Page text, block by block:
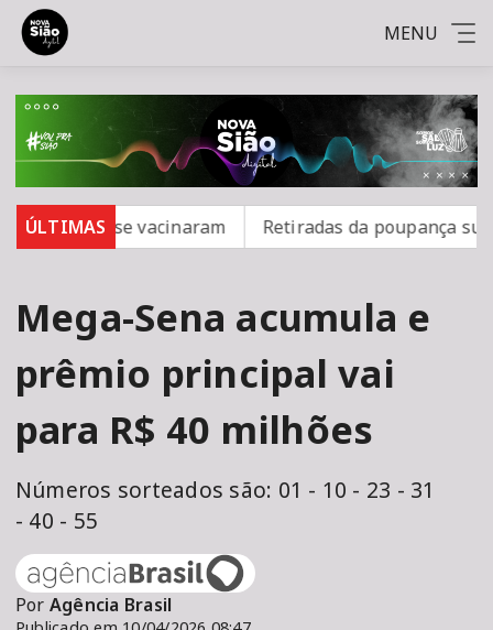
MENU
ÚLTIMAS
16 não se vacinaram Retiradas da poupança
Mega-Sena acumula e
prêmio principal vai
para R$ 40 milhões
Números sorteados são: 01 - 10 - 23 - 31
- 40 - 55
Por Agência Brasil